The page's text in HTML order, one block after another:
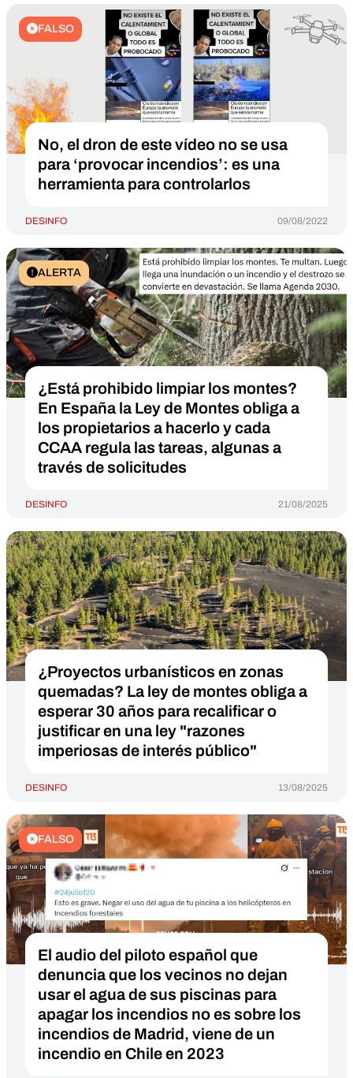
FALSO
No, el dron de este vídeo no se usa
para ‘provocar incendios’: es una
herramienta para controlarlos
DESINFO 09/08/2022
ALERTA
¿Está prohibido limpiar los montes?
En España la Ley de Montes obliga a
los propietarios a hacerlo y cada
CCAA regula las tareas, algunas a
través de solicitudes
DESINFO 21/08/2025
¿Proyectos urbanísticos en zonas
quemadas? La ley de montes obliga a
esperar 30 años para recalificar o
justificar en una ley "razones
imperiosas de interés público"
DESINFO 13/08/2025
FALSO
El audio del piloto español que
denuncia que los vecinos no dejan
usar el agua de sus piscinas para
apagar los incendios no es sobre los
incendios de Madrid, viene de un
incendio en Chile en 2023